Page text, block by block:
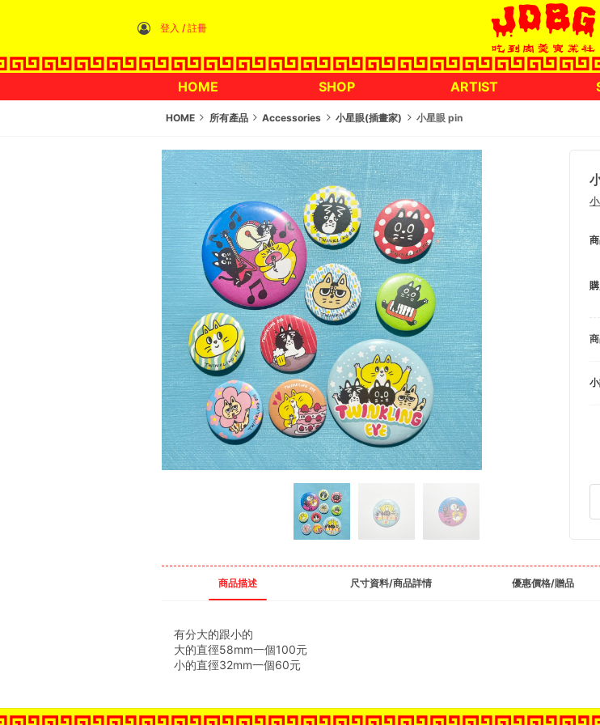
登入 / 註冊
HOME SHOP ARTIST
HOME 所有產品 Accessories 小星眼(插畫家) 小星眼 pin
商品描述 尺寸資料/商品詳情 優惠價格/贈品
有分大的跟小的
大的直徑58mm一個100元
小的直徑32mm一個60元